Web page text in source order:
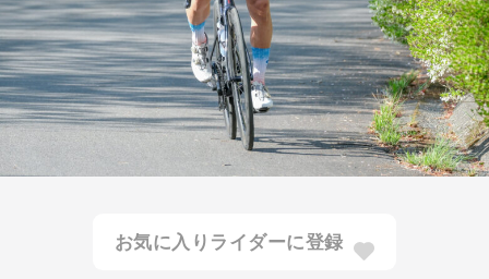
お気に入り登録
推しライダーの最新情報を見逃さないように、
お気に入りライダーに登録